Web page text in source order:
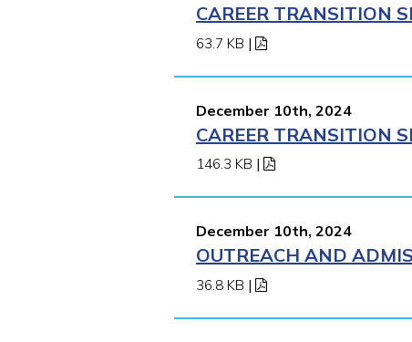
CAREER TRANSITION
63.7 KB |
December 10th, 2024
CAREER TRANSITION
146.3 KB |
December 10th, 2024
OUTREACH AND
36.8 KB |